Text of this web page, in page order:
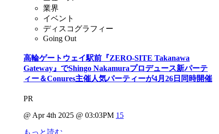
業界
イベント
ディスコグラフィー
Going Out
高輪ゲートウェイ駅前『ZERO-SITE Takanawa
Gateway』でShingo Nakamuraプロデュース新パーテ
ィー＆Conures主催人気パーティーが4月26日同時開催
PR
@ Apr 4th 2025 @ 03:03PM 15